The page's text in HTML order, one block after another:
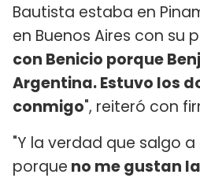
Bautista estaba en
en Buenos Aires con su
con Benicio porque
Argentina. Estuvo los
conmigo", reiteró con
"Y la verdad que salgo
porque no me gustan